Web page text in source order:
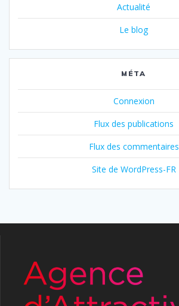
Actualité
Le blog
MÉTA
Connexion
Flux des publications
Flux des commentaires
Site de WordPress-FR